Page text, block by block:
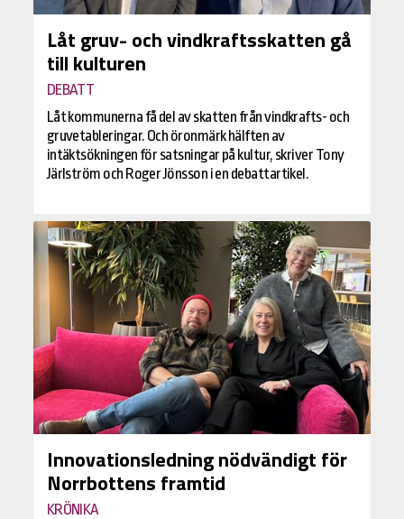
Låt gruv- och vindkraftsskatten gå
till kulturen
DEBATT
Låt kommunerna få del av skatten från vindkrafts- och
gruvetableringar. Och öronmärk hälften av
intäktsökningen för satsningar på kultur, skriver Tony
Järlström och Roger Jönsson i en debattartikel.
Innovationsledning nödvändigt för
Norrbottens framtid
KRÖNIKA